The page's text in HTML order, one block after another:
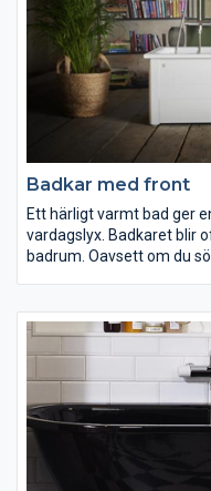
Badkar med front
Ett härligt varmt bad ger
vardagslyx. Badkaret blir
badrum. Oavsett om du
speciella ytbehandling
mer lättstädat.